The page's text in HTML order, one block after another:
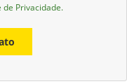
de Privacidade.